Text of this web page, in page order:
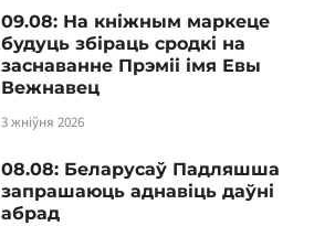
09.08: На кніжным маркеце
будуць збіраць сродкі на
заснаванне Прэміі імя Евы
Вежнавец
3 жніўня 2026
08.08: Беларусаў Падляшша
запрашаюць аднавіць даўні
абрад